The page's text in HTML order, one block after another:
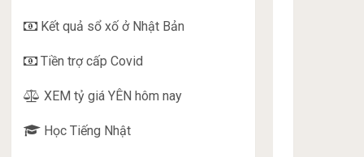
Kết quả sổ xố ở Nhật Bản
Tiền trợ cấp Covid
XEM tỷ giá YÊN hôm nay
Học Tiếng Nhật